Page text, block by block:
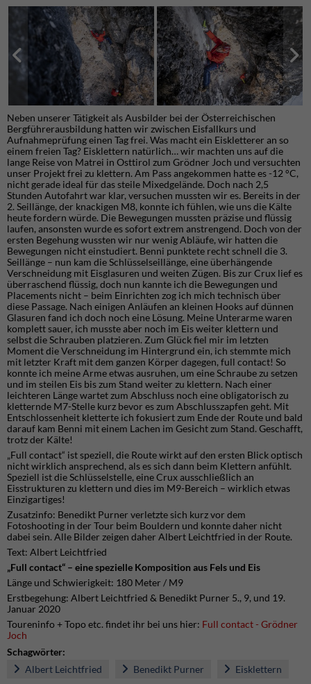
Neben unserer Tätigkeit als Ausbilder bei der Österreichischen
Bergführerausbildung hatten wir zwischen Eisfallkurs und
Aufnahmeprüfung einen Tag frei. Was macht ein Eiskletterer an so
einem freien Tag? Eisklettern natürlich… wir machten uns auf die
lange Reise von Matrei in Osttirol zum Grödner Joch und versuchten
unser Projekt frei zu klettern. Am Pass angekommen hatte es -12 °C,
nicht gerade ideal für das steile Mixedgelände. Doch nach 2,5
Stunden Autofahrt war klar, versuchen mussten wir es. Bereits in der
2. Seillänge, der knackigen M8, konnte ich fühlen, wie uns die Kälte
heute fordern würde. Die Bewegungen mussten präzise und flüssig
laufen, ansonsten wurde es sofort extrem anstrengend. Doch von der
ersten Begehung wussten wir nur wenig Abläufe, wir hatten die
Bewegungen nicht einstudiert. Benni punktete recht schnell die 3.
Seillänge – nun kam die Schlüsselseillänge, eine überhängende
Verschneidung mit Eisglasuren und weiten Zügen. Bis zur Crux lief es
überraschend flüssig, doch nun kannte ich die Bewegungen und
Placements nicht – beim Einrichten zog ich mich technisch über
diese Passage. Nach einigen Anläufen an kleinen Hooks auf dünnen
Glasuren fand ich doch noch eine Lösung. Meine Unterarme waren
komplett sauer, ich musste aber noch im Eis weiter klettern und
selbst die Schrauben platzieren. Zum Glück fiel mir im letzten
Moment die Verschneidung im Hintergrund ein, ich stemmte mich
mit letzter Kraft mit dem ganzen Körper dagegen, full contact! So
konnte ich meine Arme etwas ausruhen, um eine Schraube zu setzen
und im steilen Eis bis zum Stand weiter zu klettern. Nach einer
leichteren Länge wartet zum Abschluss noch eine obligatorisch zu
kletternde M7-Stelle kurz bevor es zum Abschlusszapfen geht. Mit
Entschlossenheit kletterte ich fokusiert zum Ende der Route und bald
darauf kam Benni mit einem Lachen im Gesicht zum Stand. Geschafft,
trotz der Kälte!
„Full contact“ ist speziell, die Route wirkt auf den ersten Blick optisch
nicht wirklich ansprechend, als es sich dann beim Klettern anfühlt.
Speziell ist die Schlüsselstelle, eine Crux ausschließlich an
Eisstrukturen zu klettern und dies im M9-Bereich – wirklich etwas
Einzigartiges!
Zusatzinfo: Benedikt Purner verletzte sich kurz vor dem
Fotoshooting in der Tour beim Bouldern und konnte daher nicht
dabei sein. Alle Bilder zeigen daher Albert Leichtfried in der Route.
Text: Albert Leichtfried
„Full contact“ – eine spezielle Komposition aus Fels und Eis
Länge und Schwierigkeit: 180 Meter / M9
Erstbegehung: Albert Leichtfried & Benedikt Purner 5., 9, und 19.
Januar 2020
Toureninfo + Topo etc. findet ihr bei uns hier: Full contact - Grödner
Joch
Schagwörter:
Albert Leichtfried
Benedikt Purner Eisklettern